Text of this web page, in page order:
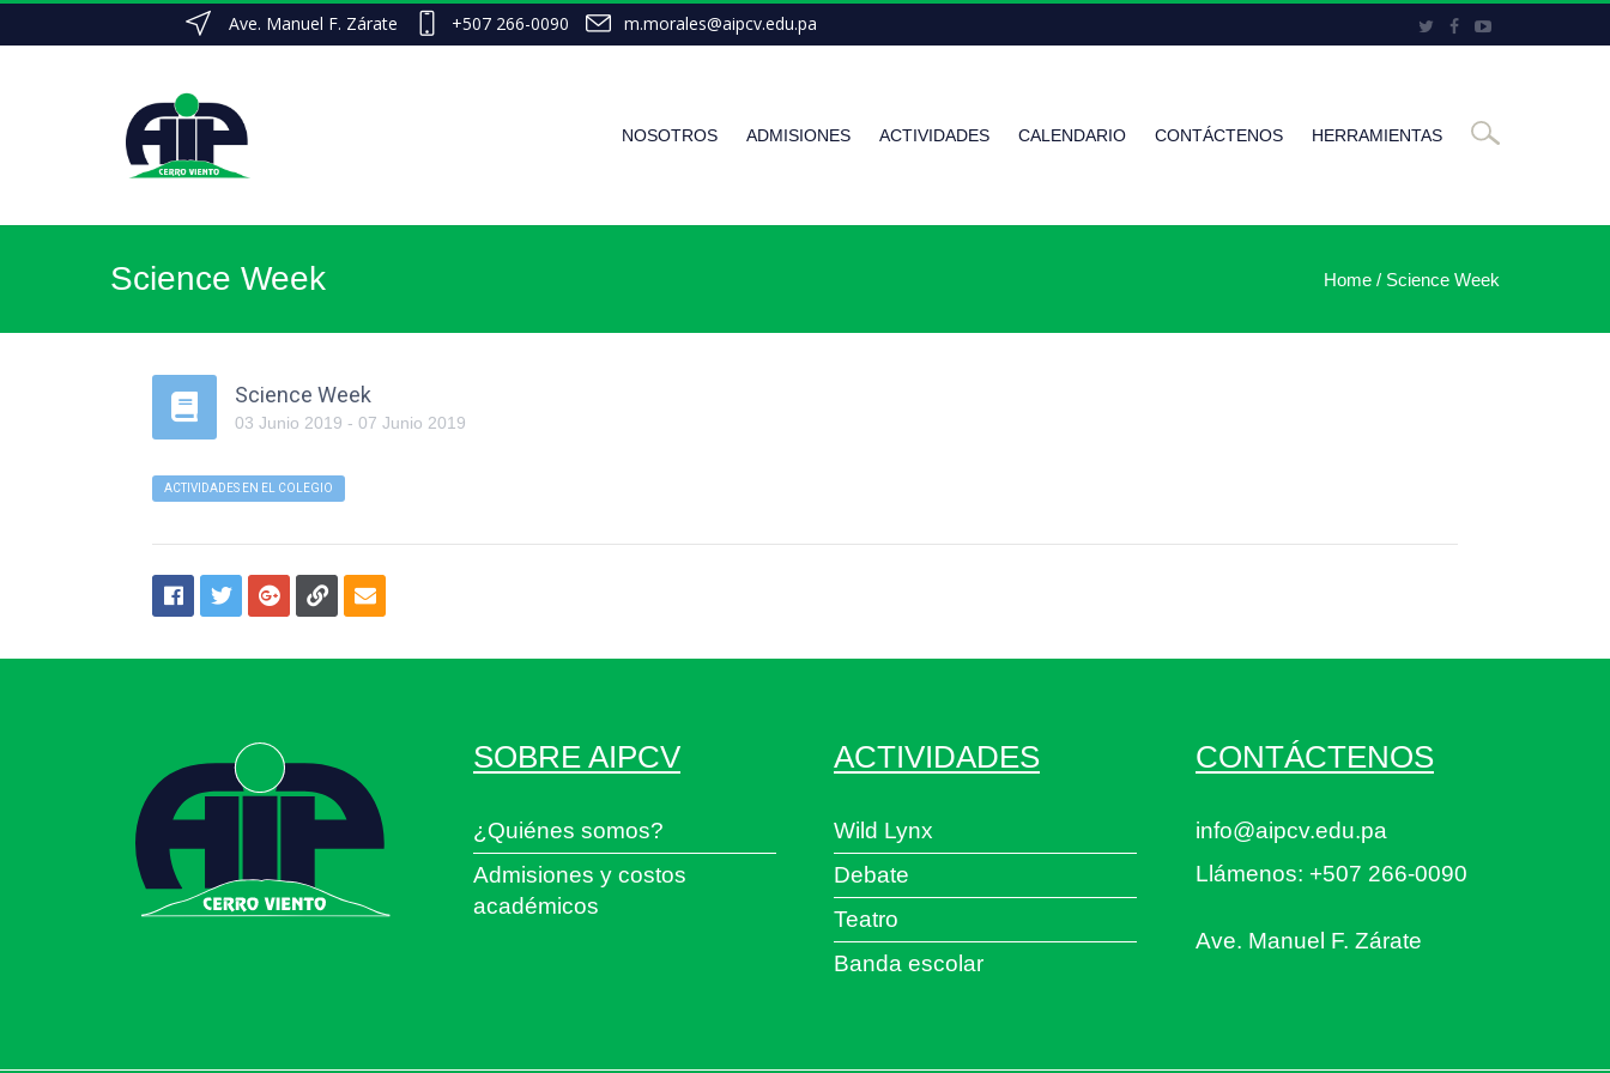
Ave. Manuel F. Zárate +507 266-0090 m.morales@aipcv.edu.pa
NOSOTROS ADMISIONES ACTIVIDADES CALENDARIO CONTÁCTENOS HERRAMIENTAS
Science Week Home / Science Week
Science Week
03 Junio 2019 - 07 Junio 2019
ACTIVIDADES EN EL COLEGIO
SOBRE AIPCV
¿Quiénes somos?
Admisiones y costos
académicos
ACTIVIDADES
Wild Lynx
Debate
Teatro
Banda escolar
CONTÁCTENOS
info@aipcv.edu.pa
Llámenos: +507 266-0090
Ave. Manuel F. Zárate